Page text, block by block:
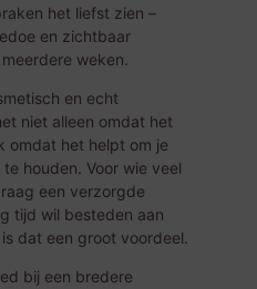
het liefst zien –
en zichtbaar
weken.
en echt
niet alleen omdat het
omdat het helpt om je
houden. Voor wie veel
een verzorgde
tijd wil besteden aan
dat een groot voordeel.
bij een bredere